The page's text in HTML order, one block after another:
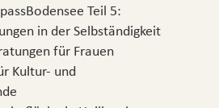
Teil 5:
in der Selbständigkeit
für Frauen
Kultur- und